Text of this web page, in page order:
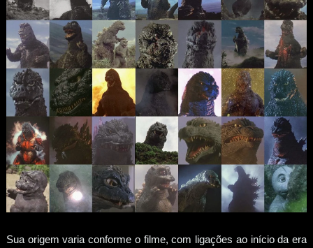
Sua origem varia conforme o filme, com ligações ao início da era